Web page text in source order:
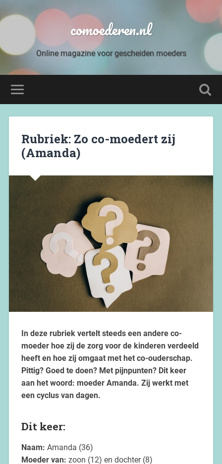
comoederen.nl
Online magazine voor gescheiden moeders
Rubriek: Zo co-moedert zij
(Amanda)
In deze rubriek vertelt steeds een andere co-
moeder hoe zij de zorg voor de kinderen verdeeld
heeft en hoe zij omgaat met het co-ouderschap.
Pittig? Goed te doen? Met pijnpunten? Dit keer
aan het woord: moeder Amanda. Zij werkt met
een cyclus van dagen.
Dit keer:
Naam: Amanda (36)
Moeder van: zoon (12) en dochter (8)